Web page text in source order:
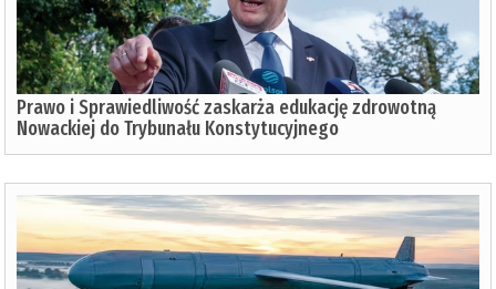
Prawo i Sprawiedliwość zaskarża edukację zdrowotną
Nowackiej do Trybunału Konstytucyjnego